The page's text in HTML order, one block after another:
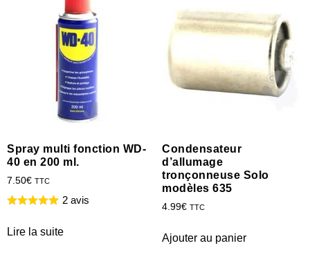
Spray multi fonction WD-
40 en 200 ml.
7.50€ TTC
2 avis
Lire la suite
Condensateur
d’allumage
tronçonneuse Solo
modèles 635
4.99€ TTC
Ajouter au panier